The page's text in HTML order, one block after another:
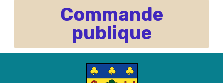
Commande
publique